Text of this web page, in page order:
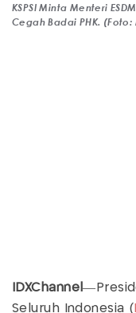
KSPSI Minta Menteri
Cegah Badai PHK.
IDXChannel
Seluruh Indonesia (